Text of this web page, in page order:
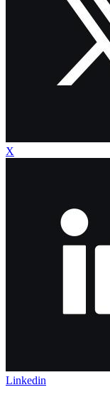
X
Linkedin